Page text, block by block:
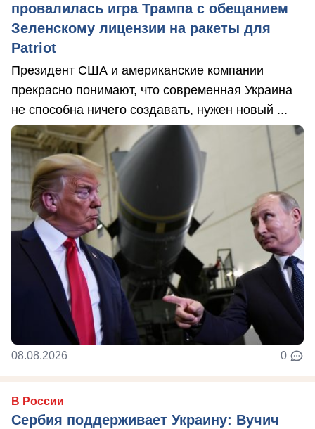
провалилась игра Трампа с обещанием
Зеленскому лицензии на ракеты для
Patriot
Президент США и американские компании
прекрасно понимают, что современная Украина
не способна ничего создавать, нужен новый ...
08.08.2026 0
В России
Сербия поддерживает Украину: Вучич